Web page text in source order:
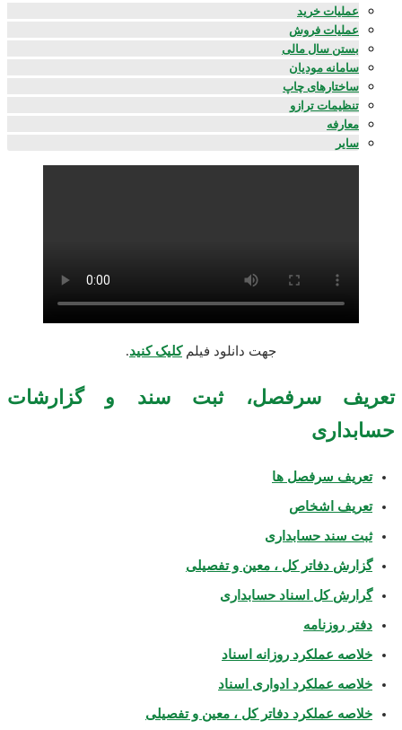
عملیات خرید
عملیات فروش
بستن سال مالی
سامانه مودیان
ساختارهای چاپ
تنظیمات ترازو
معارفه
سایر
جهت دانلود فیلمکلیک کنید.
تعریف سرفصل، ثبت سند و گزارشات
حسابداری
تعریف سرفصل ها
تعریف اشخاص
ثبت سند حسابداری
گزارش دفاتر کل ، معین و تفصیلی
گرارش کل اسناد حسابداری
دفتر روزنامه
خلاصه عملکرد روزانه اسناد
خلاصه عملکرد ادواری اسناد
خلاصه عملکرد دفاتر کل ، معین و تفصیلی